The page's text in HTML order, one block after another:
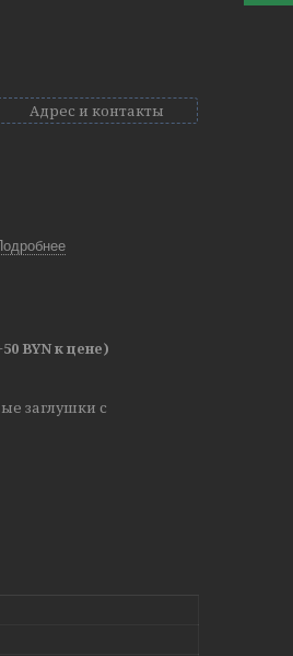
Адрес и контакты
BYN к цене)
заглушки с